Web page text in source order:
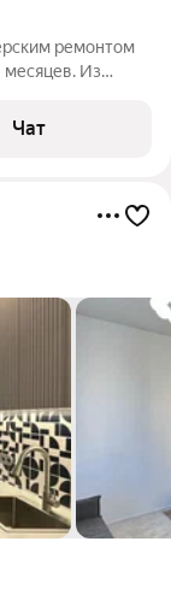
ремонтом
месяцев. Из
В подъезде 3
Чат